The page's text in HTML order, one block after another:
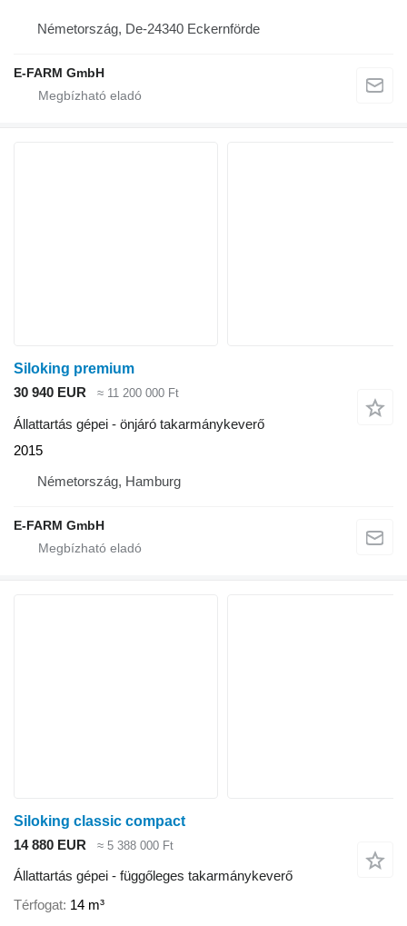
Németország, De-24340 Eckernförde
E-FARM GmbH
Siloking premium
30 940 EUR
≈ 11 200 000 Ft
Állattartás gépei - önjáró takarmánykeverő
2015
Németország, Hamburg
E-FARM GmbH
Siloking classic compact
14 880 EUR
≈ 5 388 000 Ft
Állattartás gépei - függőleges takarmánykeverő
Térfogat 14 m³